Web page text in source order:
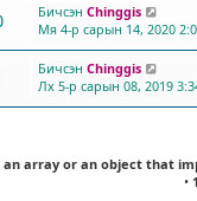
Бичсэн Chinggis
Мя 4-р сарын 14, 2020
Бичсэн Chinggis
Лх 5-р сарын 08, 2019
array or an object that
• 1